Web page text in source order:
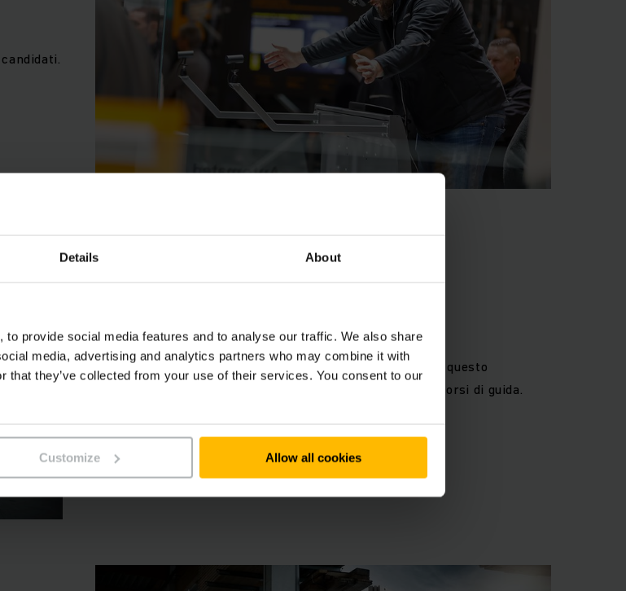
Details About
provide social media features and to analyse our traffic. We also share
media, advertising and analytics partners who may combine it with
that they’ve collected from your use of their services. You consent to our
Customize Allow all cookies
Corso di guida
La protezione delle persone è sempre al primo posto. Per questo
Jungheinrich ti offre anche la possibilità di svolgere dei corsi di guida.